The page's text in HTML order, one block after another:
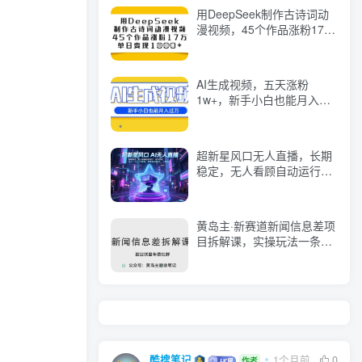
用DeepSeek制作古诗词动
漫视频，45个作品涨粉17
AI生成视频，五天涨粉
1w+，新手小白也能月入过
超新星风口无人直播，长期
稳定，无人看顾自动运行，
黄岛主·新赛道新闻信息差项
目拆解课，实操玩法一条龙
作者